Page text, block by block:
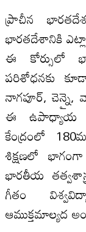
ప్రాచీన
భారతదేశానికి
ఈ కోర్సులో
పరిశోధనకు
నాగపూర్‌, చెన్నై,
ఈ ఉపాధ్యాయ
కేంద్రంలో
శిక్షణలో
భారతీయ
గీతం
ఆముక్తమాల్యద